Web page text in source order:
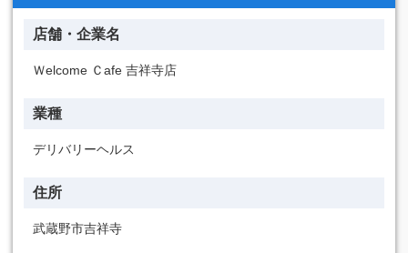
店舗・企業名
Ｗelcome Ｃafe 吉祥寺店
業種
デリバリーヘルス
住所
武蔵野市吉祥寺